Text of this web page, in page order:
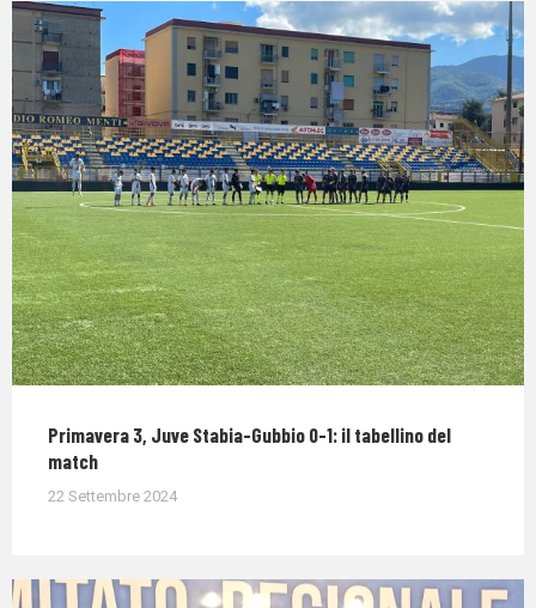
Primavera 3, Juve Stabia-Gubbio 0-1: il tabellino del
match
22 Settembre 2024